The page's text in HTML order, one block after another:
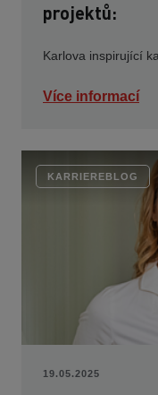
projektů:
Karlova inspirující
Více informací
KARRIEREBLOG
19.05.2025